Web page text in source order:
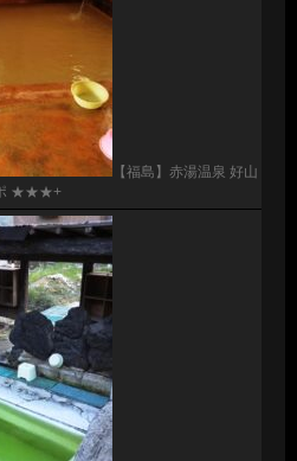
【福島】赤湯温泉 好山
ポ ★★★+